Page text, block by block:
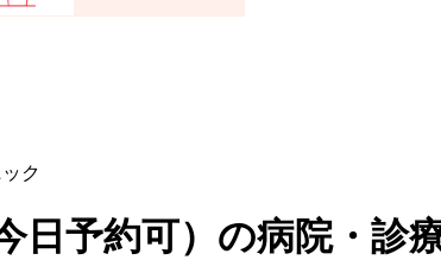
ク
日予約可） の病院・診